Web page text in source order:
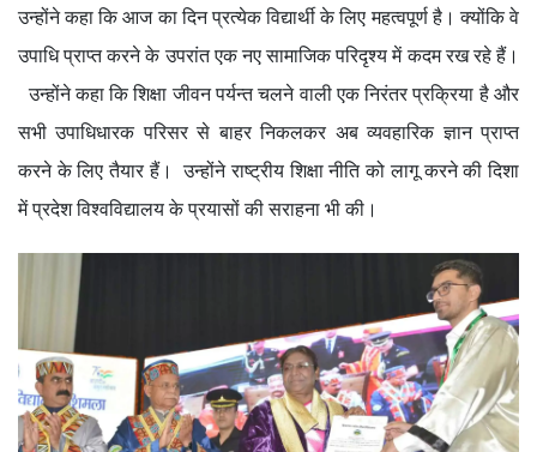
उन्होंने कहा कि आज का दिन प्रत्येक विद्यार्थी के लिए महत्वपूर्ण है। क्योंकि वे
उपाधि प्राप्त करने के उपरांत एक नए सामाजिक परिदृश्य में कदम रख रहे हैं।
उन्होंने कहा कि शिक्षा जीवन पर्यन्त चलने वाली एक निरंतर प्रक्रिया है और
सभी उपाधिधारक परिसर से बाहर निकलकर अब व्यवहारिक ज्ञान प्राप्त
करने के लिए तैयार हैं। उन्होंने राष्ट्रीय शिक्षा नीति को लागू करने की दिशा
में प्रदेश विश्वविद्यालय के प्रयासों की सराहना भी की।